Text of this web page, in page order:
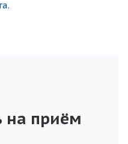
на приём